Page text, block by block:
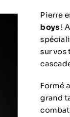
Pierre
boys !
sur vos
Formé
grand